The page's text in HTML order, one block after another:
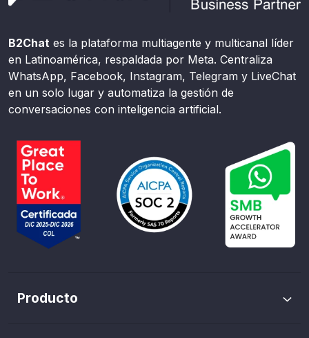
B2Chat es la plataforma multiagente y multicanal líder
en Latinoamérica, respaldada por Meta. Centraliza
WhatsApp, Facebook, Instagram, Telegram y LiveChat
en un solo lugar y automatiza la gestión de
conversaciones con inteligencia artificial.
Producto